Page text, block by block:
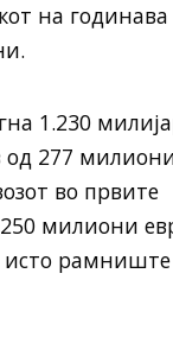
на годинава
1.230
од 277
во првите
милиони
исто рамниште